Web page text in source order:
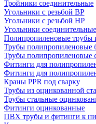
Тройники соединительные
Угольники с резьбой ВР
Угольники с резьбой НР
Угольники соединительные
Полипропиленовые трубы
Трубы полипропиленовые
Трубы полипропиленовые
Фитинги для
Фитинги для
Краны PPR под сварку
Трубы из оцинкованной
Трубы стальные
Фитинги оцинкованные
ПВХ трубы и фитинги к